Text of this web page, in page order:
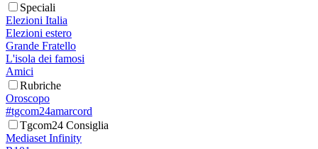
Speciali
Elezioni Italia
Elezioni estero
Grande Fratello
L'isola dei famosi
Amici
Rubriche
Oroscopo
#tgcom24amarcord
Tgcom24 Consiglia
Mediaset Infinity